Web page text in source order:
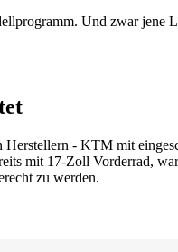
Und zwar jene
- KTM mit
mit 17-Zoll Vorderrad,
zu werden.